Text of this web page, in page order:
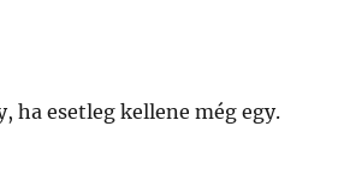
ha esetleg kellene még egy.